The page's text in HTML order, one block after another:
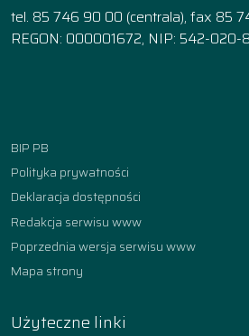
tel. 85 746 90 00 (centrala), fax 85
REGON: 000001672, NIP: 542-020-
BIP PB
Polityka prywatności
Deklaracja dostępności
Redakcja serwisu www
Poprzednia wersja serwisu www
Mapa strony
Użyteczne linki